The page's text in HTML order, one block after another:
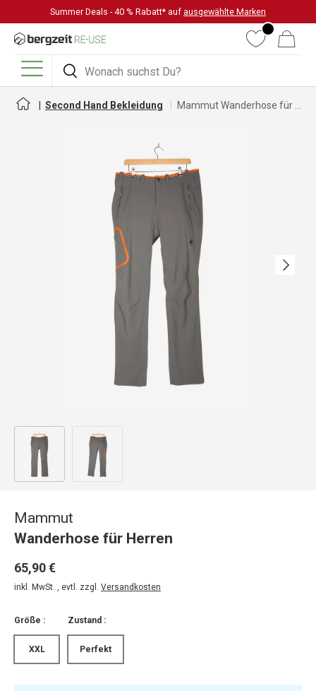
DIREKT ZUM INHALT
Summer Deals - 40 % Rabatt* auf ausgewählte Marken
Suchen
Suchen
WunschlisteWarenkorb
Menü
Second Hand Bekleidung
Nächste
Bild 1 in Galerieansicht laden
Mammut
Wanderhose für Herren
65,90 €
inkl. MwSt. , evtl. zzgl. Versandkosten
Größe :
XXL
Zustand :
Perfekt